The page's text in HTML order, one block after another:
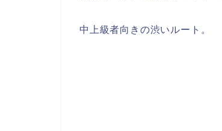
中上級者向きの渋いルート。